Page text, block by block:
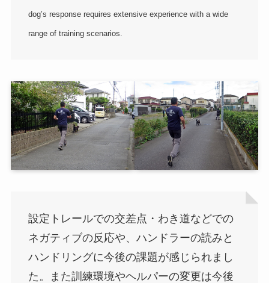
dog’s response requires extensive experience with a wide
range of training scenarios.
設定トレールでの交差点・わき道などでの
ネガティブの反応や、ハンドラーの読みと
ハンドリングに今後の課題が感じられまし
た。また訓練環境やヘルパーの変更は今後